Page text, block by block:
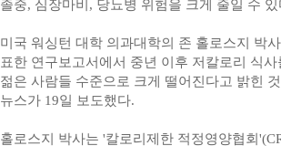
졸중, 심장마비, 당뇨병 위험을 크게 줄일 수
미국 워싱턴 대학 의과대학의 존 홀로스지 박
표한 연구보고서에서 중년 이후 저칼로리 식
젊은 사람들 수준으로 크게 떨어진다고 밝힌
뉴스가 19일 보도했다.
홀로스지 박사는 '칼로리제한 적정영양협회